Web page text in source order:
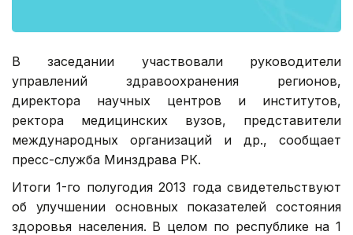
В заседании участвовали руководители
управлений здравоохранения регионов,
директора научных центров и институтов,
ректора медицинских вузов, представители
международных организаций и др., сообщает
пресс-служба Минздрава РК.
Итоги 1-го полугодия 2013 года свидетельствуют
об улучшении основных показателей состояния
здоровья населения. В целом по республике на 1